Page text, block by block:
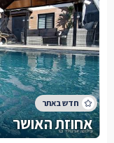
אחוזת האושר